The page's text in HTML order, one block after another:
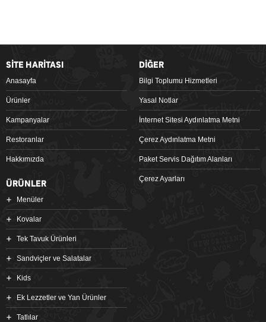
SİTE HARİTASI
Anasayfa
Ürünler
Kampanyalar
Restoranlar
Hakkımızda
DİĞER
Bilgi Toplumu Hizmetleri
Yasal Notlar
İnternet Sitesi Aydınlatma Metni
Çerez Aydınlatma Metni
Paket Servis Dağıtım Alanları
Çerez Ayarları
ÜRÜNLER
Menüler
Kovalar
Tek Tavuk Ürünleri
Sandviçler ve Salatalar
Kids
Ek Lezzetler ve Yan Ürünler
Tatlılar